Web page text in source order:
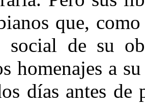
que,
social de su
homenajes a
días antes